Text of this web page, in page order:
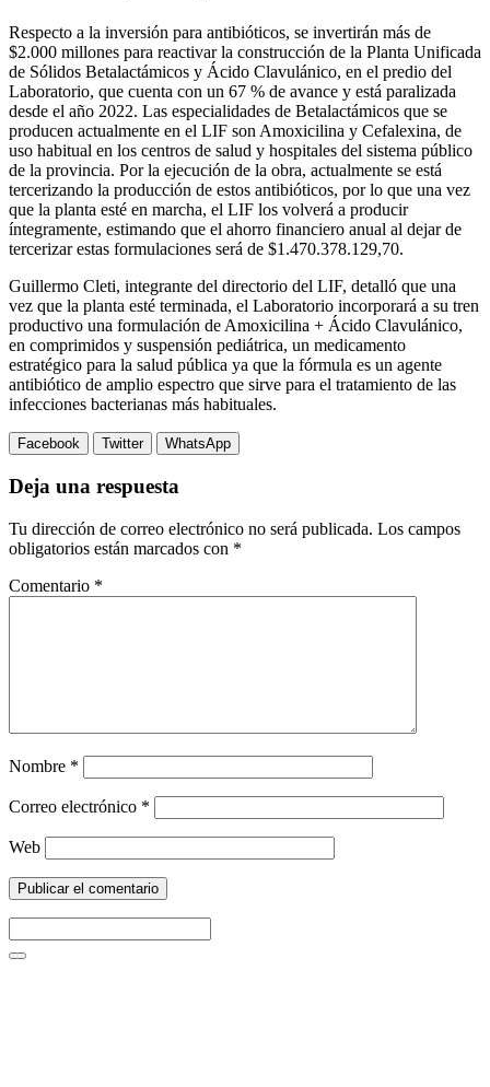
Respecto a la inversión para antibióticos, se invertirán más de
$2.000 millones para reactivar la construcción de la Planta Unificada
de Sólidos Betalactámicos y Ácido Clavulánico, en el predio del
Laboratorio, que cuenta con un 67 % de avance y está paralizada
desde el año 2022. Las especialidades de Betalactámicos que se
producen actualmente en el LIF son Amoxicilina y Cefalexina, de
uso habitual en los centros de salud y hospitales del sistema público
de la provincia. Por la ejecución de la obra, actualmente se está
tercerizando la producción de estos antibióticos, por lo que una vez
que la planta esté en marcha, el LIF los volverá a producir
íntegramente, estimando que el ahorro financiero anual al dejar de
tercerizar estas formulaciones será de $1.470.378.129,70.
Guillermo Cleti, integrante del directorio del LIF, detalló que una
vez que la planta esté terminada, el Laboratorio incorporará a su tren
productivo una formulación de Amoxicilina + Ácido Clavulánico,
en comprimidos y suspensión pediátrica, un medicamento
estratégico para la salud pública ya que la fórmula es un agente
antibiótico de amplio espectro que sirve para el tratamiento de las
infecciones bacterianas más habituales.
Facebook Twitter WhatsApp
Deja una respuesta
Tu dirección de correo electrónico no será publicada. Los campos
obligatorios están marcados con *
Comentario *
Nombre *
Correo electrónico *
Web